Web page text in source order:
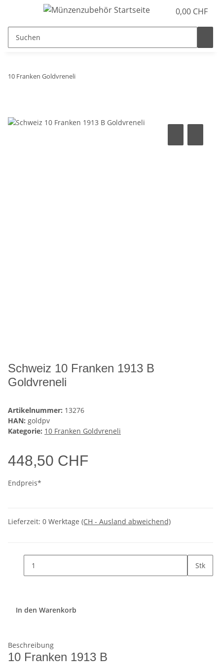
0,00 CHF
10 Franken Goldvreneli
Schweiz 10 Franken 1913 B
Goldvreneli
Artikelnummer: 13276
HAN: goldpv
Kategorie: 10 Franken Goldvreneli
448,50 CHF
Endpreis*
Lieferzeit: 0 Werktage (CH - Ausland abweichend)
Stk
In den Warenkorb
Beschreibung
10 Franken 1913 B